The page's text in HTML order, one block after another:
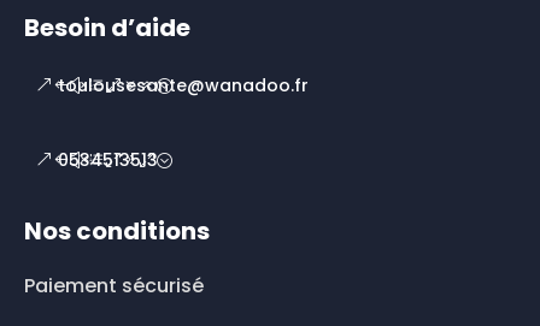
Besoin d’aide
toulousesante@wanadoo.fr
0534513513
Nos conditions
Paiement sécurisé